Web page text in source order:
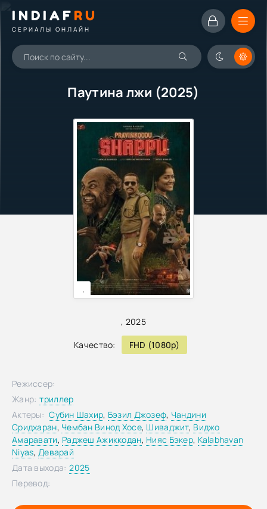
INDIAFRU
СЕРИАЛЫ ОНЛАЙН
Паутина лжи (2025)
, 2025
Качество: FHD (1080p)
,
Режиссер:
Жанр: триллер
Актеры: Субин Шахир, Бэзил Джозеф, Чандини
Сридхаран, Чембан Винод Хосе, Шиваджит, Виджо
Амаравати, Раджеш Ажиккодан, Нияс Бэкер, Kalabhavan
Niyas, Деварай
Дата выхода: 2025
Перевод: